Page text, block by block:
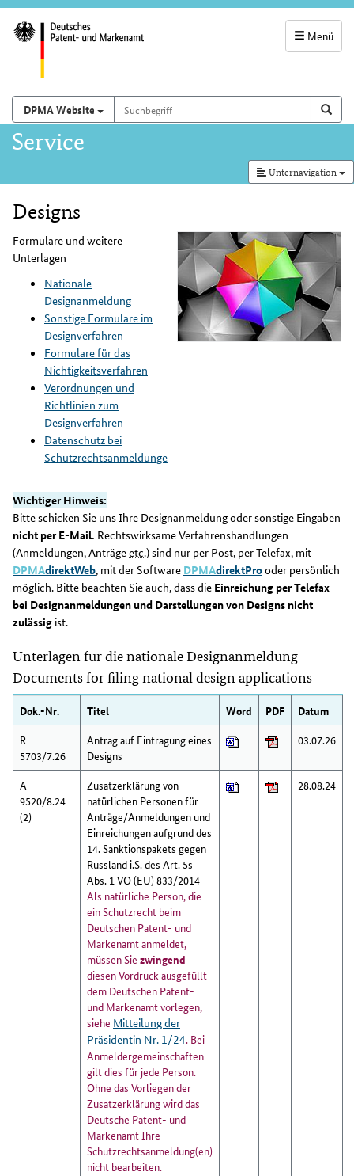
Menü
und
Suchfeld
Suchen auf
DPMA Website Suchbegriff
Hauptnavigation
Service
Unternavigation
Inhalt
Designs
Formulare und weitere
Unterlagen
Nationale
Designanmeldung
Sonstige Formulare im
Designverfahren
Formulare für das
Nichtigkeitsverfahren
Verordnungen und
Richtlinien zum
Designverfahren
Datenschutz bei
Schutzrechtsanmeldungen
Wichtiger Hinweis:
Bitte schicken Sie uns Ihre Designanmeldung oder sonstige Eingaben
nicht per E-Mail. Rechtswirksame Verfahrenshandlungen
(Anmeldungen, Anträgeetc.) sind nur per Post, per Telefax, mit
DPMAdirektWeb, mit der Software DPMAdirektProoder persönlich
möglich. Bitte beachten Sie auch, dass die Einreichung per Telefax
bei Designanmeldungen und Darstellungen von Designs nicht
zulässig ist.
Unterlagen für die nationale Designanmeldung-
Documents for filing national design applications
Dok.-Nr. Titel Word PDF
Datum
R
5703/7.26
Antrag auf Eintragung eines
Designs
03.07.26
A
9520/8.24
(2)
Zusatzerklärung von
natürlichen Personen für
Anträge/Anmeldungen und
Einreichungen aufgrund des
14. Sanktionspakets gegen
Russland i.S. des Art. 5s
Abs. 1 VO (EU) 833/2014
Als natürliche Person, die
ein Schutzrecht beim
Deutschen Patent- und
Markenamt anmeldet,
müssen Sie zwingend
diesen Vordruck ausgefüllt
dem Deutschen Patent-
und Markenamt vorlegen,
siehe Mitteilung der
Präsidentin Nr. 1/24. Bei
Anmeldergemeinschaften
gilt dies für jede Person.
Ohne das Vorliegen der
Zusatzerklärung wird das
Deutsche Patent- und
Markenamt Ihre
Schutzrechtsanmeldung(en)
nicht bearbeiten.
28.08.24